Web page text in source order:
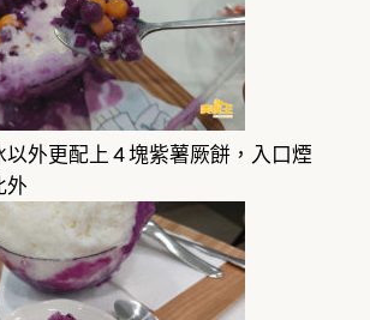
以外更配上 4 塊紫薯厥餅，入口煙
外